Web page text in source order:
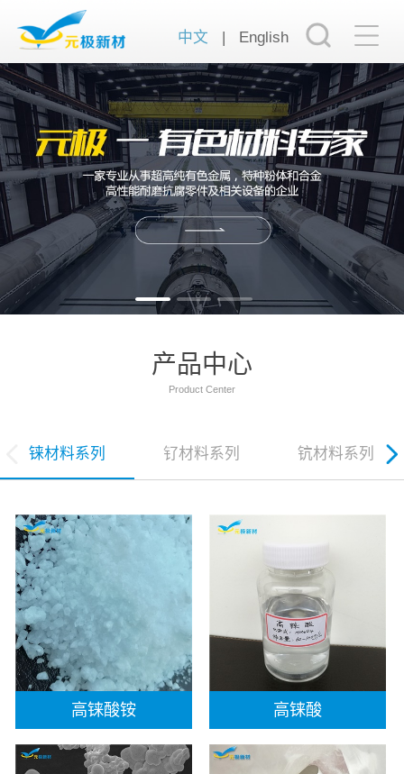
中文 English
产品中心
Product Center
铼材料系列 钌材料系列 钪材料系列
高铼酸铵 高铼酸